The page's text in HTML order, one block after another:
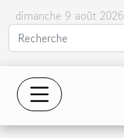
dimanche 9 août 2026